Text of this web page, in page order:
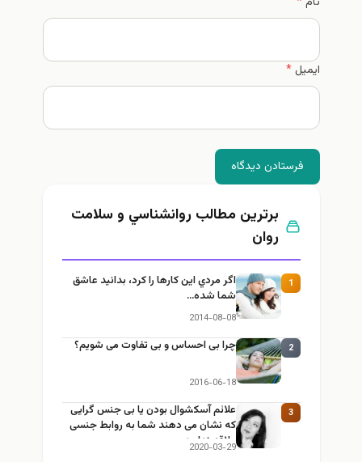
دیدگاه
برترین مطالب روانشناسي و سلامت
اگر مردي اين كارها را كرد، بدانيد عاشق
شما شده…
2014-08-08
چرا بی احساس و بی تفاوت می شویم؟
2016-06-18
علائم آسکشوال بودن یا بی جنس گرایی
که نشان می دهند شما به روابط جنسی
علاقه ندارید
2020-03-29